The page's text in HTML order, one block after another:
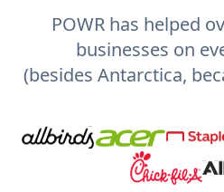
POWR has helped
businesses on
(besides Antarctica,